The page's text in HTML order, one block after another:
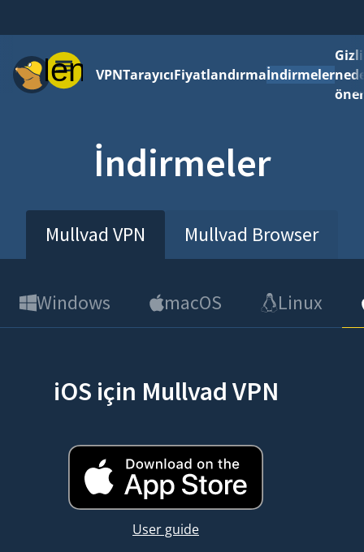
MenüVPNTarayıcıFiyatlandırmaİndirmeler
İndirmeler
Mullvad VPN Mullvad Browser
Windows macOS Linux
iOS için Mullvad VPN
User guide